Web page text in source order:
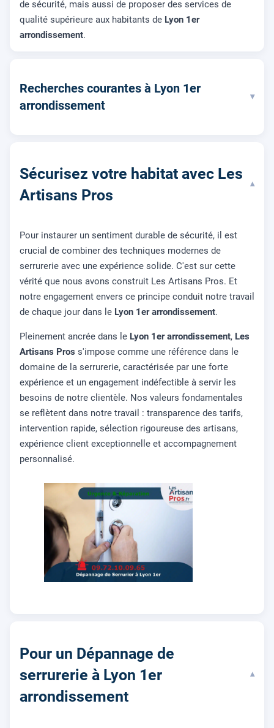
de sécurité, mais aussi de proposer des services de
qualité supérieure aux habitants de Lyon 1er
arrondissement.
Recherches courantes à Lyon 1er
arrondissement
▾
Sécurisez votre habitat avec Les
Artisans Pros
▾
Pour instaurer un sentiment durable de sécurité, il est
crucial de combiner des techniques modernes de
serrurerie avec une expérience solide. C'est sur cette
vérité que nous avons construit Les Artisans Pros. Et
notre engagement envers ce principe conduit notre travail
de chaque jour dans le Lyon 1er arrondissement.
Pleinement ancrée dans le Lyon 1er arrondissement, Les
Artisans Pros s'impose comme une référence dans le
domaine de la serrurerie, caractérisée par une forte
expérience et un engagement indéfectible à servir les
besoins de notre clientèle. Nos valeurs fondamentales
se reflètent dans notre travail : transparence des tarifs,
intervention rapide, sélection rigoureuse des artisans,
expérience client exceptionnelle et accompagnement
personnalisé.
Pour un Dépannage de
serrurerie à Lyon 1er
arrondissement
▾